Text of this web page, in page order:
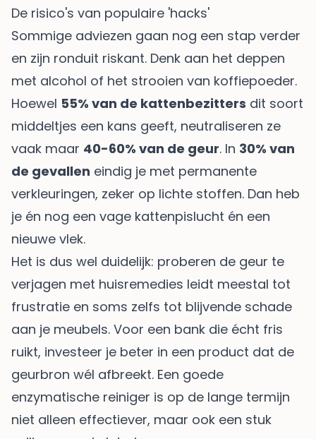
De risico's van populaire 'hacks'
Sommige adviezen gaan nog een stap verder
en zijn ronduit riskant. Denk aan het deppen
met alcohol of het strooien van koffiepoeder.
Hoewel 55% van de kattenbezitters dit soort
middeltjes een kans geeft, neutraliseren ze
vaak maar 40-60% van de geur. In 30% van
de gevallen eindig je met permanente
verkleuringen, zeker op lichte stoffen. Dan heb
je én nog een vage kattenpislucht én een
nieuwe vlek.
Het is dus wel duidelijk: proberen de geur te
verjagen met huisremedies leidt meestal tot
frustratie en soms zelfs tot blijvende schade
aan je meubels. Voor een bank die écht fris
ruikt, investeer je beter in een product dat de
geurbron wél afbreekt. Een goede
enzymatische reiniger is op de lange termijn
niet alleen effectiever, maar ook een stuk